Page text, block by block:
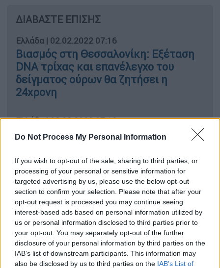
Do Not Process My Personal Information
If you wish to opt-out of the sale, sharing to third parties, or
processing of your personal or sensitive information for
targeted advertising by us, please use the below opt-out
section to confirm your selection. Please note that after your
opt-out request is processed you may continue seeing
interest-based ads based on personal information utilized by
us or personal information disclosed to third parties prior to
your opt-out. You may separately opt-out of the further
disclosure of your personal information by third parties on the
IAB’s list of downstream participants. This information may
also be disclosed by us to third parties on the IAB’s List of
ΔΙΑΒΑΣΤΕ ΕΠΙΣΗΣ
Ελλάδα | 02.02.2022 07:16
Βιασμός στη Θεσσαλονίκη: Εξέταση
DNA τρίχας και επανέλεγχο του
δείγματος ούρων θα ζητήσει η
24χρονη
Ελλάδα|02.02.2022 07:13
Πιστοποιητικό εμβολιασμού: Λήγει
δόση – Τι θα γίνει με τους
υγειονομικούς
Ελλάδα|02.02.2022 07:22
Εκπαιδευτικοί: Άδεια ανατροφής για
νεοδιόριστους εκπαιδευτικούς - Θα
έχει αναδρομική ισχύ, η απόφαση του
ΣτΕ;